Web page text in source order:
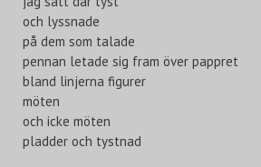
och lyssnade
på dem som talade
pennan letade sig fram över pappret
bland linjerna figurer
möten
och icke möten
pladder och tystnad